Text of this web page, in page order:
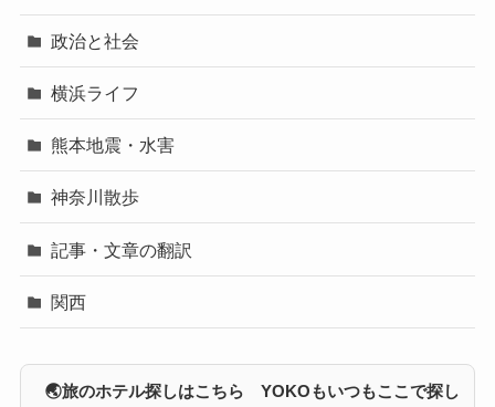
政治と社会
横浜ライフ
熊本地震・水害
神奈川散歩
記事・文章の翻訳
関西
🌏旅のホテル探しはこちら YOKOもいつもここで探し